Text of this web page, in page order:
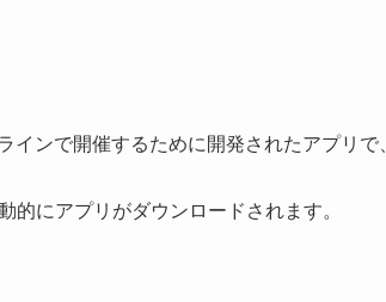
ンで開催するために開発されたアプリで、
にアプリがダウンロードされます。